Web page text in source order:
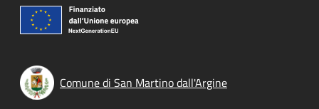
Comune di San Martino dall'Argine